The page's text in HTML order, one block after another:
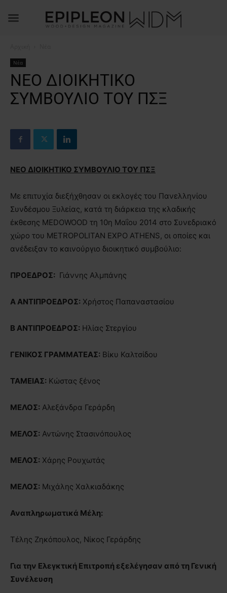
Νέα
ΝΕΟ ΔΙΟΙΚΗΤΙΚΟ
ΣΥΜΒΟΥΛΙΟ ΤΟΥ ΠΣΞ
ΝΕΟ ΔΙΟΙΚΗΤΙΚΟ ΣΥΜΒΟΥΛΙΟ ΤΟΥ ΠΣΞ
Με επιτυχία διεξήχθησαν οι εκλογές του Πανελληνίου
Συνδέσμου Ξυλείας, κατά τη διάρκεια της κλαδικής
έκθεσης MEDOWOOD τη 10η Μαΐου 2014 στο Συνεδριακό
χώρο του METROPOLITAN EXPO ATHENS, οι οποίες και
ανέδειξαν το καινούργιο διοικητικό συμβούλιο:
ΠΡΟΕΔΡΟΣ: Γιάννης Αλμπάνης
Α ΑΝΤΙΠΡΟΕΔΡΟΣ: Χρήστος Παπαναστασίου
Β ΑΝΤΙΠΡΟΕΔΡΟΣ: Ηλίας Στεργίου
ΓΕΝΙΚΟΣ ΓΡΑΜΜΑΤΕΑΣ: Βίκυ Καλτσίδου
ΤΑΜΕΙΑΣ: Κώστας ξένος
ΜΕΛΟΣ: Αλεξάνδρα Γεράρδη
ΜΕΛΟΣ: Αντώνης Στασινόπουλος
ΜΕΛΟΣ: Χάρης Ρουχωτάς
ΜΕΛΟΣ: Μιχάλης Χαλκιαδάκης
Αναπληρωματικά Μέλη:
Τέλης Ζηκόπουλος, Νίκος Γεράρδης
Για την Ελεγκτική Επιτροπή εξελέγησαν από τη Γενική
Συνέλευση